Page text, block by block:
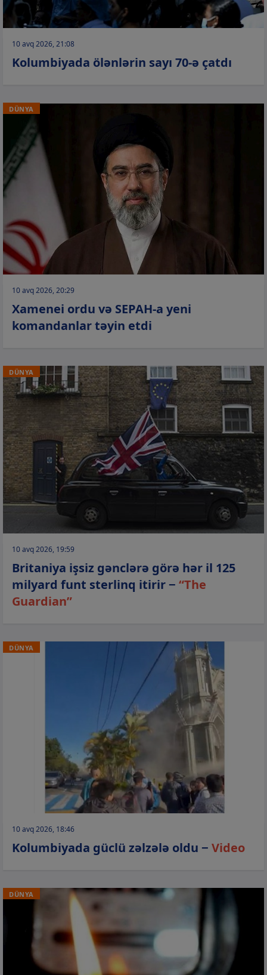
10 avq 2026, 21:08
Kolumbiyada ölənlərin sayı 70-ə çatdı
DÜNYA
10 avq 2026, 20:29
Xamenei ordu və SEPAH-a yeni
komandanlar təyin etdi
DÜNYA
10 avq 2026, 19:59
Britaniya işsiz gənclərə görə hər il 125
milyard funt sterlinq itirir − “The
Guardian”
DÜNYA
10 avq 2026, 18:46
Kolumbiyada güclü zəlzələ oldu − Video
DÜNYA